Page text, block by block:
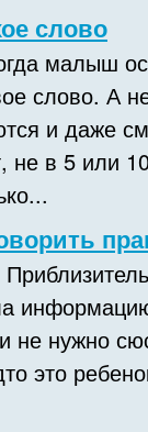
слово
малыш
слово. А
и даже
не в 5 или
не нужно
это